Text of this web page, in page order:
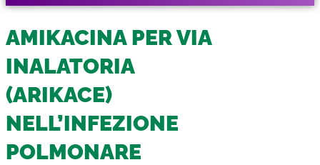
AMIKACINA PER VIA
INALATORIA
(ARIKACE)
NELL’INFEZIONE
POLMONARE